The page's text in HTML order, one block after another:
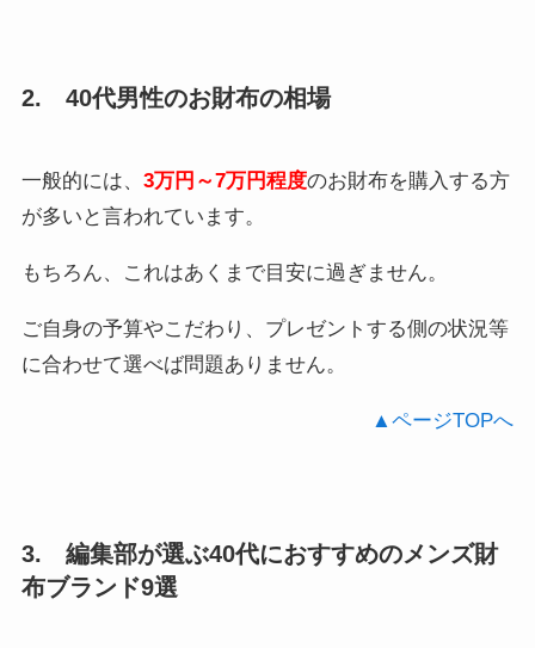
2. 40代男性のお財布の相場
一般的には、 3万円～7万円程度のお財布を購入する方
が多いと言われています。
もちろん、これはあくまで目安に過ぎません。
ご自身の予算やこだわり、プレゼントする側の状況等
に合わせて選べば問題ありません。
▲ページTOPへ
3. 編集部が選ぶ40代におすすめのメンズ財
布ブランド9選